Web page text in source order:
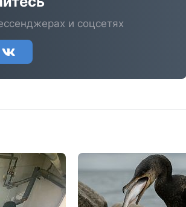
и соцсетях